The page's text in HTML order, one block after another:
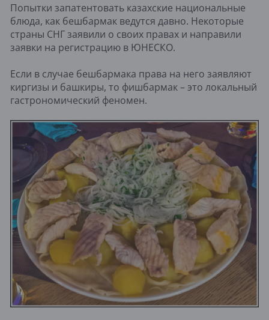
Попытки запатентовать казахские национальные
блюда, как бешбармак ведутся давно. Некоторые
страны СНГ заявили о своих правах и направили
заявки на регистрацию в ЮНЕСКО.
Если в случае бешбармака права на него заявляют
киргизы и башкиры, то фишбармак – это локальный
гастрономический феномен.